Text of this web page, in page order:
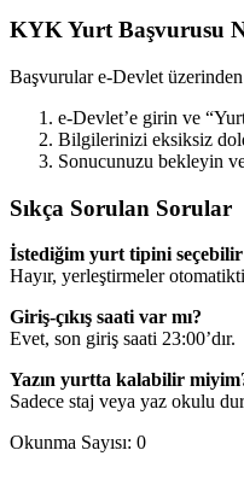
KYK Yurt Başvurusu
Başvurular e-Devlet üzerinden
e-Devlet’e girin ve
Bilgilerinizi eksiksiz
Sonucunuzu bekleyin
Sıkça Sorulan Sorular
İstediğim yurt tipini
Hayır, yerleştirmeler
Giriş-çıkış saati var mı?
Evet, son giriş saati 23:00’dır.
Yazın yurtta kalabilir
Sadece staj veya yaz okulu
Okunma Sayısı: 0